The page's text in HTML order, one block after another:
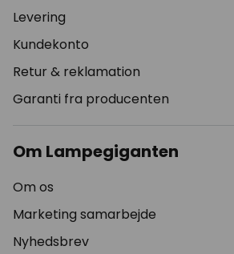
Levering
Kundekonto
Retur & reklamation
Garanti fra producenten
Om Lampegiganten
Om os
Marketing samarbejde
Nyhedsbrev